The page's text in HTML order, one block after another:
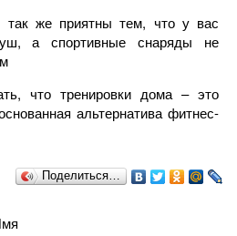
так же приятны тем, что у вас
а спортивные снаряды не
что тренировки дома – это
альтернатива фитнес-
Поделиться…